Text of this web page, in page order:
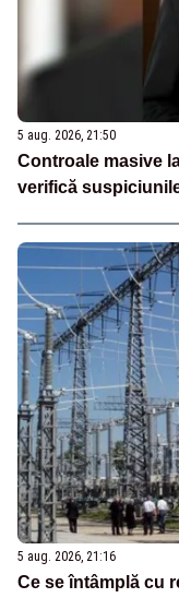
5 aug. 2026, 21:50
Controale masive
verifică
5 aug. 2026, 21:16
Ce se întâmplă cu